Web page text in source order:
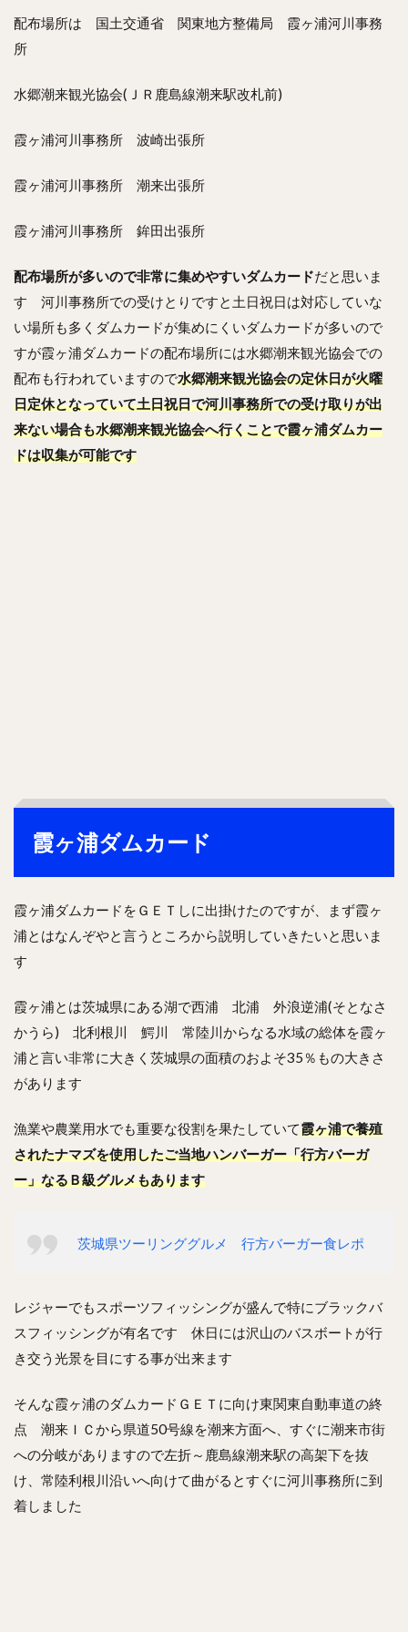
配布場所は 国土交通省 関東地方整備局 霞ヶ浦河川事務
所
水郷潮来観光協会(ＪＲ鹿島線潮来駅改札前)
霞ヶ浦河川事務所 波崎出張所
霞ヶ浦河川事務所 潮来出張所
霞ヶ浦河川事務所 鉾田出張所
配布場所が多いので非常に集めやすいダムカードだと思いま
す 河川事務所での受けとりですと土日祝日は対応していな
い場所も多くダムカードが集めにくいダムカードが多いので
すが霞ヶ浦ダムカードの配布場所には水郷潮来観光協会での
配布も行われていますので水郷潮来観光協会の定休日が火曜
日定休となっていて土日祝日で河川事務所での受け取りが出
来ない場合も水郷潮来観光協会へ行くことで霞ヶ浦ダムカー
ドは収集が可能です
霞ヶ浦ダムカード
霞ヶ浦ダムカードをＧＥＴしに出掛けたのですが、まず霞ヶ
浦とはなんぞやと言うところから説明していきたいと思いま
す
霞ヶ浦とは茨城県にある湖で西浦 北浦 外浪逆浦(そとなさ
かうら) 北利根川 鰐川 常陸川からなる水域の総体を霞ヶ
浦と言い非常に大きく茨城県の面積のおよそ35％もの大きさ
があります
漁業や農業用水でも重要な役割を果たしていて霞ヶ浦で養殖
されたナマズを使用したご当地ハンバーガー「行方バーガ
ー」なるＢ級グルメもあります
茨城県ツーリンググルメ 行方バーガー食レポ
レジャーでもスポーツフィッシングが盛んで特にブラックバ
スフィッシングが有名です 休日には沢山のバスボートが行
き交う光景を目にする事が出来ます
そんな霞ヶ浦のダムカードＧＥＴに向け東関東自動車道の終
点 潮来ＩＣから県道50号線を潮来方面へ、すぐに潮来市街
への分岐がありますので左折～鹿島線潮来駅の高架下を抜
け、常陸利根川沿いへ向けて曲がるとすぐに河川事務所に到
着しました